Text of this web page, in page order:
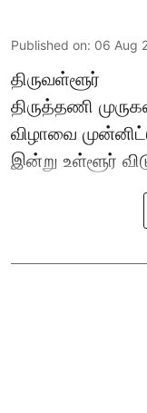
Published on: 06 Aug
திருவள்ளூர்
திருத்தணி
விழாவை
இன்று உள்ளூர்